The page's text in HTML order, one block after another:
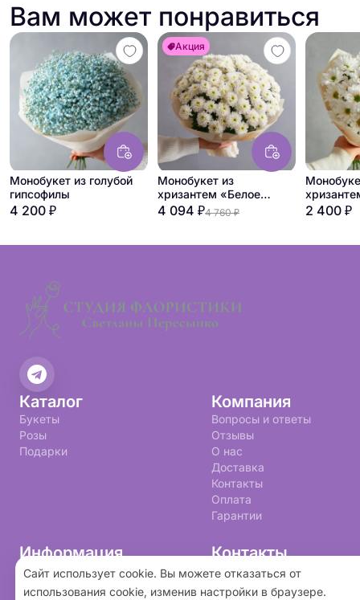
Вам может понравиться
Монобукет из голубой
гипсофилы
4 200 ₽
Акция
Монобукет из
хризантем «Белое
облако»
4 094 ₽4 760 ₽ 2 400 ₽
Каталог
Букеты
Розы
Подарки
Компания
Вопросы и ответы
Отзывы
О нас
Доставка
Контакты
Оплата
Гарантии
Информация
Политика конфиденциальности
Пользовательское соглашение
Контакты
+7 (993) 599-20-73
studia6a@yandex.ru
Сайт использует cookie. Вы можете отказаться от
использования cookie, изменив настройки в браузере.